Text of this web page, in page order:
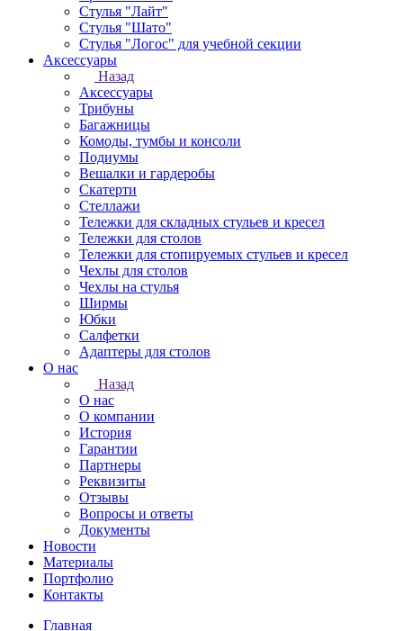
Стулья "Лайт"
Стулья "Шато"
Стулья "Логос" для учебной секции
Аксессуары
Назад
Аксессуары
Трибуны
Багажницы
Комоды, тумбы и консоли
Подиумы
Вешалки и гардеробы
Скатерти
Стеллажи
Тележки для складных стульев и кресел
Тележки для столов
Тележки для стопируемых стульев и кресел
Чехлы для столов
Чехлы на стулья
Ширмы
Юбки
Салфетки
Адаптеры для столов
О нас
Назад
О нас
О компании
История
Гарантии
Партнеры
Реквизиты
Отзывы
Вопросы и ответы
Документы
Новости
Материалы
Портфолио
Контакты
Главная